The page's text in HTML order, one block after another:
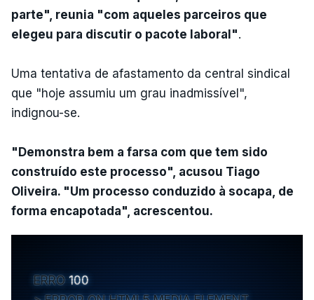
parte", reunia "com aqueles parceiros que
elegeu para discutir o pacote laboral".
Uma tentativa de afastamento da central sindical
que "hoje assumiu um grau inadmissível",
indignou-se.
"Demonstra bem a farsa com que tem sido
construído este processo", acusou Tiago
Oliveira. "Um processo conduzido à socapa, de
forma encapotada", acrescentou.
ERRO 100